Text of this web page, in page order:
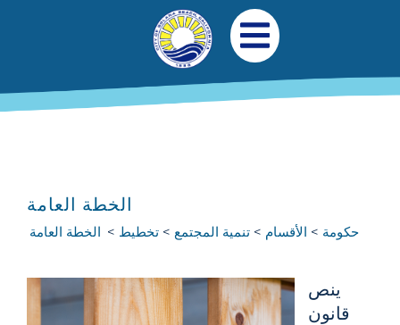
تجاوز إلى المحتوى الرئيسيالتنقل الرئيسي
افتح قائمة الجوال
الخطة العامة
حكومة الأقسام تنمية المجتمع تخطيط الخطة العامة
ينص
قانون